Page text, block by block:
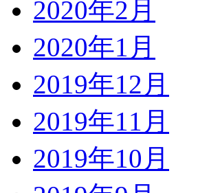
2020年2月
2020年1月
2019年12月
2019年11月
2019年10月